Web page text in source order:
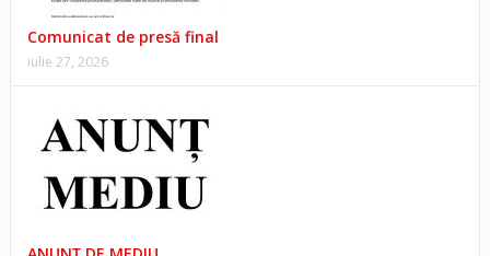
Comunicat de presă final
iulie 27, 2026